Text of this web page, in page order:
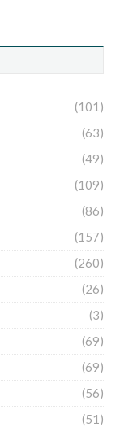
(101)
(63)
(49)
(109)
(86)
(157)
(260)
(26)
(3)
(69)
(69)
(56)
(51)